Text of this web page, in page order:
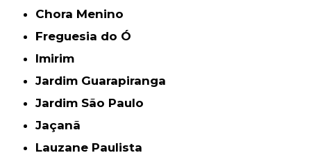
Chora Menino
Freguesia do Ó
Imirim
Jardim Guarapiranga
Jardim São Paulo
Jaçanã
Lauzane Paulista